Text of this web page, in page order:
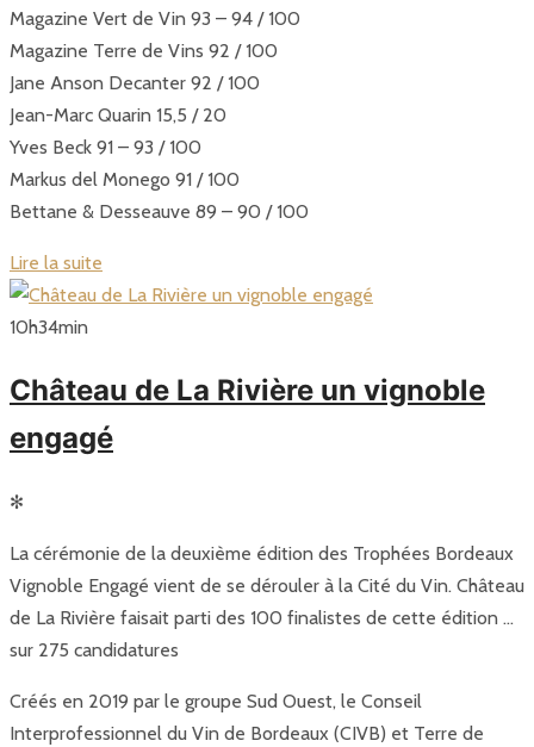
Magazine Vert de Vin 93 – 94 / 100
Magazine Terre de Vins 92 / 100
Jane Anson Decanter 92 / 100
Jean-Marc Quarin 15,5 / 20
Yves Beck 91 – 93 / 100
Markus del Monego 91 / 100
Bettane & Desseauve 89 – 90 / 100
Lire la suite
10h34min
Château de La Rivière un vignoble
engagé
✻
La cérémonie de la deuxième édition des Trophées Bordeaux
Vignoble Engagé vient de se dérouler à la Cité du Vin. Château
de La Rivière faisait parti des 100 finalistes de cette édition …
sur 275 candidatures
Créés en 2019 par le groupe Sud Ouest, le Conseil
Interprofessionnel du Vin de Bordeaux (CIVB) et Terre de